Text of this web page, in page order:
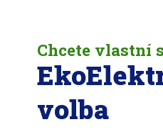
Chcete vlastní
volba